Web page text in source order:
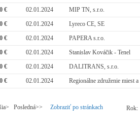
€ 02.01.2024
MIP TN, s.r.o.
€ 02.01.2024
Lyreco CE, SE
€ 02.01.2024
PAPERA s.r.o.
€ 02.01.2024
Stanislav Kováčik - Tenel
€ 02.01.2024
DALITRANS, s.r.o.
€ 02.01.2024 Regionálne združenie miest
Posledná>> Zobraziť po stránkach Rok: